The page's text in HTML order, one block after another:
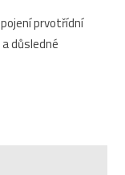
prvotřídní
důsledné